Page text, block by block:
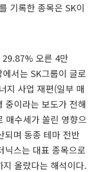
기록한 종목은 SK이
29.87% 오른 4만
서는 SK그룹이 글로
지 사업 재편(일부 매
중이라는 보도가 전해
매수세가 쏠린 영향으
되며 동종 테마 전반
닉스는 대표 종목으로
올랐다는 해석이다.